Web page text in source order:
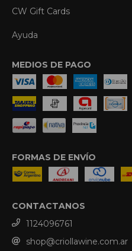
CW Gift Cards
Ayuda
MEDIOS DE PAGO
FORMAS DE ENVÍO
CONTACTANOS
1124096761
shop@criollawine.com.ar